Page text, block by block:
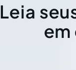
Leia
em